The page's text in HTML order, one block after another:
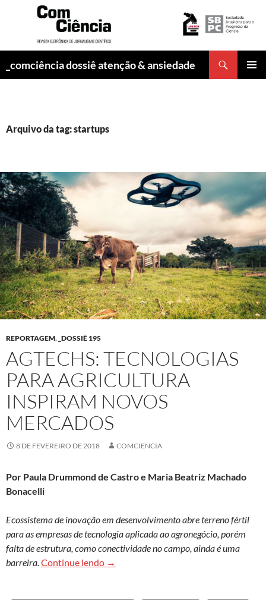
_comciência dossiê atenção & ansiedade
Arquivo da tag: startups
REPORTAGEM, _DOSSIÊ 195
AGTECHS: TECNOLOGIAS
PARA AGRICULTURA
INSPIRAM NOVOS
MERCADOS
8 DE FEVEREIRO DE 2018 COMCIENCIA
Por Paula Drummond de Castro e Maria Beatriz Machado
Bonacelli
Ecossistema de inovação em desenvolvimento abre terreno fértil
para as empresas de tecnologia aplicada ao agronegócio, porém
falta de estrutura, como conectividade no campo, ainda é uma
barreira.Continue lendo Agtechs: tecnologias para agricultura
→